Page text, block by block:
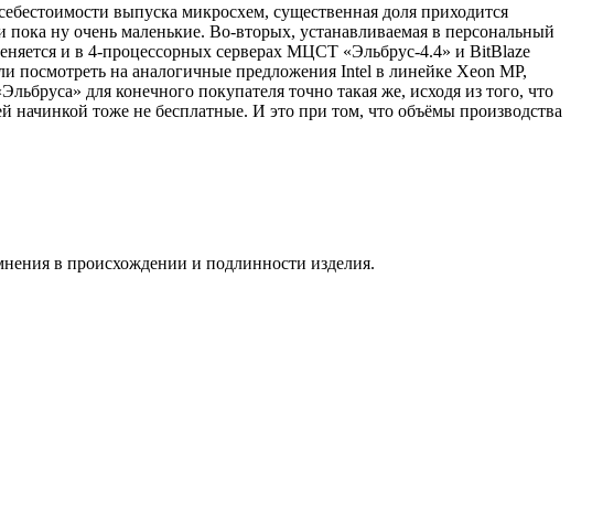
выпуска микросхем, существенная доля приходится
ну очень маленькие. Во‑вторых, устанавливаемая в персональный
и в 4-процессорных серверах МЦСТ «Эльбрус‑4.4» и BitBlaze
посмотреть на аналогичные предложения Intel в линейке Xeon MP,
для конечного покупателя точно такая же, исходя из того, что
начинкой тоже не бесплатные. И это при том, что объёмы производства
в происхождении и подлинности изделия.